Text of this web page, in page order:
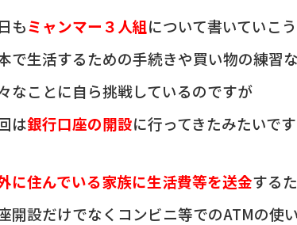
o
o
k
もミャンマー３人組について書いていこ
で生活するための手続きや買い物の練習
なことに自ら挑戦しているのですが
は銀行口座の開設に行ってきたみたいです
に住んでいる家族に生活費等を送金する
開設だけでなく コンビニ等でのATMの使